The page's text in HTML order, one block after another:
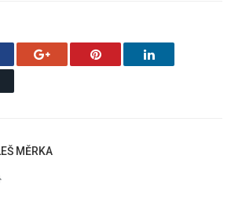
Google+ Pinterest LinkedIn
MĚRKA
Website